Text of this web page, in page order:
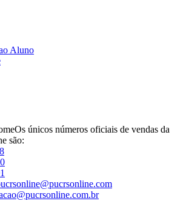
Aluno
Os únicos números oficiais de vendas da
são: